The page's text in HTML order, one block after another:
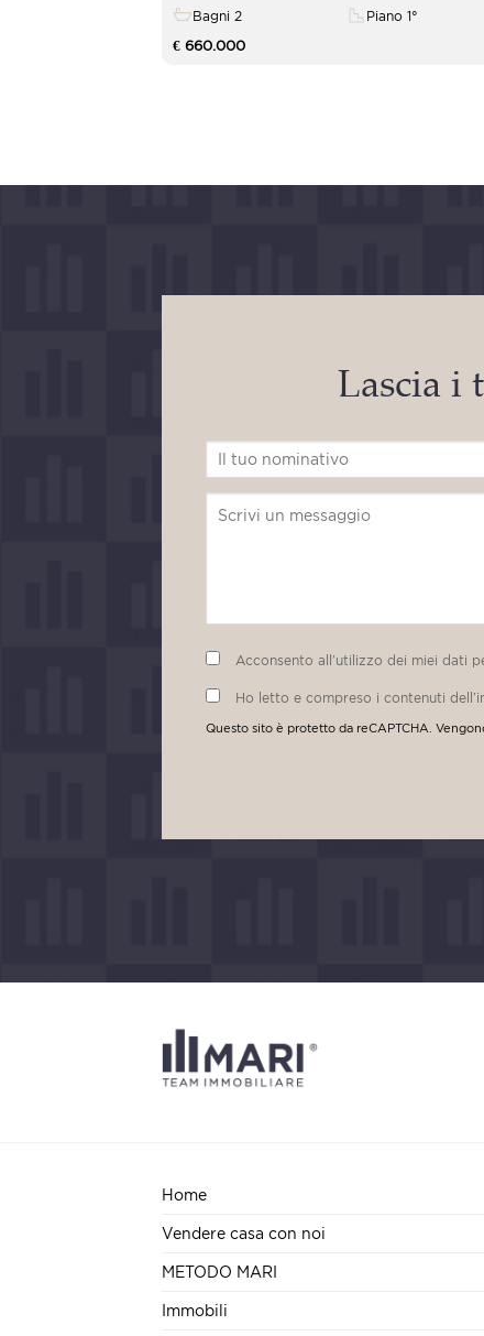
Bagni 2
Piano 1°
€ 660.000
Lascia i
Acconsento all’utilizzo dei miei dati
Ho letto e compreso i contenuti
Questo sito è protetto da reCAPTCHA.
Home
Vendere casa con noi
METODO MARI
Immobili